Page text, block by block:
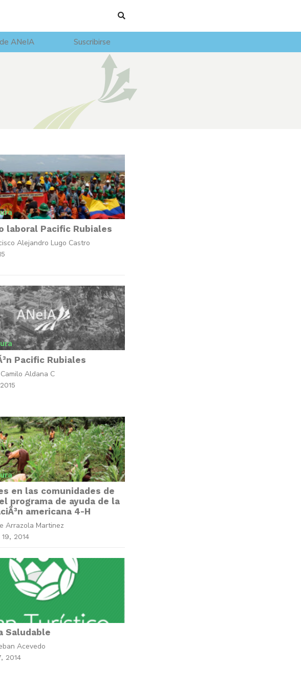
ANeIA Suscribirse
laboral Pacific Rubiales
Alejandro Lugo Castro
Pacific Rubiales
Aldana C
en las comunidades de
el programa de ayuda de la
americana 4-H
Arrazola Martinez
2014
Saludable
Acevedo
2014